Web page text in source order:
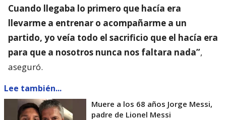
Cuando llegaba lo primero que hacía era
llevarme a entrenar o acompañarme a un
partido, yo veía todo el sacrificio que el hacía era
para que a nosotros nunca nos faltara nada”,
aseguró.
Lee también...
Muere a los 68 años Jorge Messi,
padre de Lionel Messi